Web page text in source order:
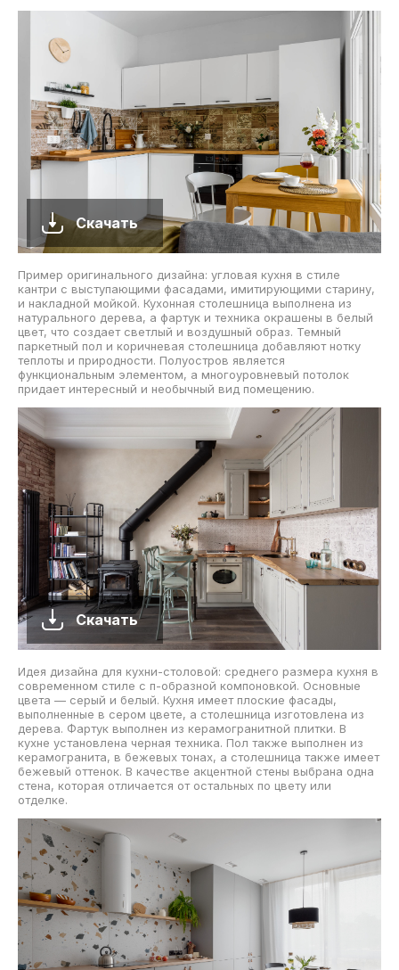
Скачать
Пример оригинального дизайна: угловая кухня в стиле
кантри с выступающими фасадами, имитирующими старину,
и накладной мойкой. Кухонная столешница выполнена из
натурального дерева, а фартук и техника окрашены в белый
цвет, что создает светлый и воздушный образ. Темный
паркетный пол и коричневая столешница добавляют нотку
теплоты и природности. Полуостров является
функциональным элементом, а многоуровневый потолок
придает интересный и необычный вид помещению.
Скачать
Идея дизайна для кухни-столовой: среднего размера кухня в
современном стиле с п-образной компоновкой. Основные
цвета — серый и белый. Кухня имеет плоские фасады,
выполненные в сером цвете, а столешница изготовлена из
дерева. Фартук выполнен из керамогранитной плитки. В
кухне установлена черная техника. Пол также выполнен из
керамогранита, в бежевых тонах, а столешница также имеет
бежевый оттенок. В качестве акцентной стены выбрана одна
стена, которая отличается от остальных по цвету или
отделке.